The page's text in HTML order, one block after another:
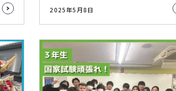
2025年5月8日